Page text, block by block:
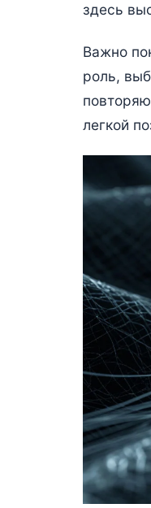
здесь
Важно
роль,
легкой